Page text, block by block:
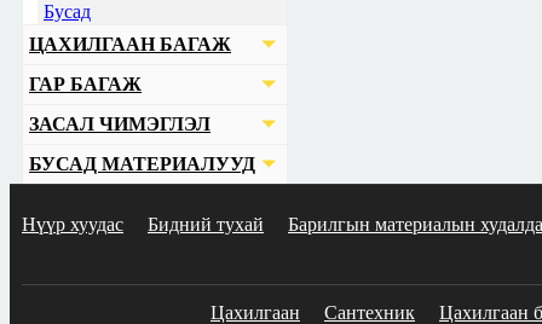
Бусад
ЦАХИЛГААН БАГАЖ
ГАР БАГАЖ
ЗАСАЛ ЧИМЭГЛЭЛ
БУСАД МАТЕРИАЛУУД
Нүүр хуудас Бидний тухай Барилгын материалын
Цахилгаан Сантехник Цахилгаан